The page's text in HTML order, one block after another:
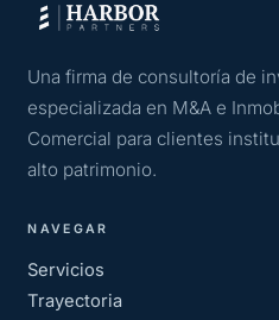
Una firma de consultoría de
especializada en M&A e
Comercial para clientes
alto patrimonio.
NAVEGAR
Servicios
Trayectoria